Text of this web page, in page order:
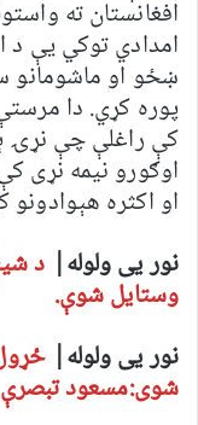
امدادي توکي یې د
ښځو او ماشومانو
پوره کړي. دا
کې راغلې چې نړۍ
اوګورو نیمه نړی
او اکثره
نور یی ولوله| د
وستایل شوې.
نور یی ولوله|
شوی:مسعود تبصرې